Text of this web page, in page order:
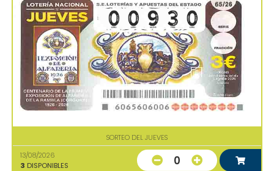
SORTEO DEL JUEVES
13/08/2026
3 DISPONIBLES 0